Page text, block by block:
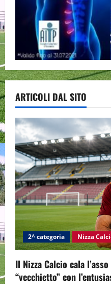
ARTICOLI DAL SITO
2^ categoria Nizza
Il Nizza Calcio cala
“vecchietto” con